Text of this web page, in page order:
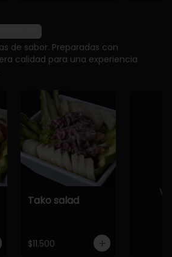
de sabor. Preparadas con
calidad para una experiencia
Tako salad
$11.500